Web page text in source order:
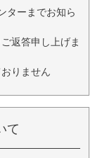
ターまでお知ら
返答申し上げま
りません
て